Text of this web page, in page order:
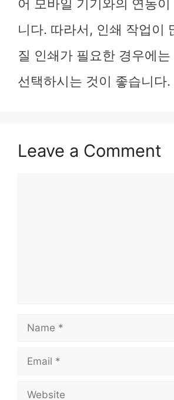
어 모바일 기기와의 연동
니다. 따라서, 인쇄 작업이
질 인쇄가 필요한 경우에
선택하시는 것이 좋습니다.
Leave a Comment
Name
Email
Website